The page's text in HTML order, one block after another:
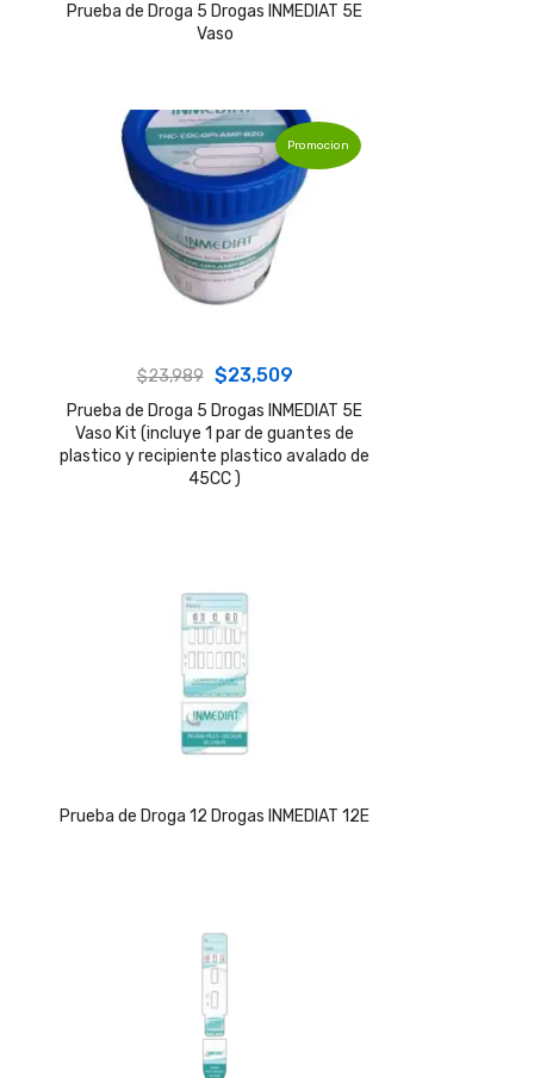
price
was:
price
Prueba de Droga 5 Drogas INMEDIAT 5E
Vaso
Promocion
$23,989 Original
price
was:
$23,989.
$23,509Current
price
is:
Prueba de Droga 5 Drogas INMEDIAT 5E
Vaso Kit (incluye 1 par de guantes de
plastico y recipiente plastico avalado de
45CC )
Prueba de Droga 12 Drogas INMEDIAT 12E